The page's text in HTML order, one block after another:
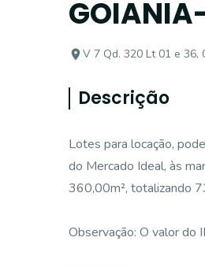
V 7 Qd. 320 Lt 01 e 36,
Descrição
Lotes para locação,
do Mercado Ideal, às
360,00m², totalizando
Observação: O valor do